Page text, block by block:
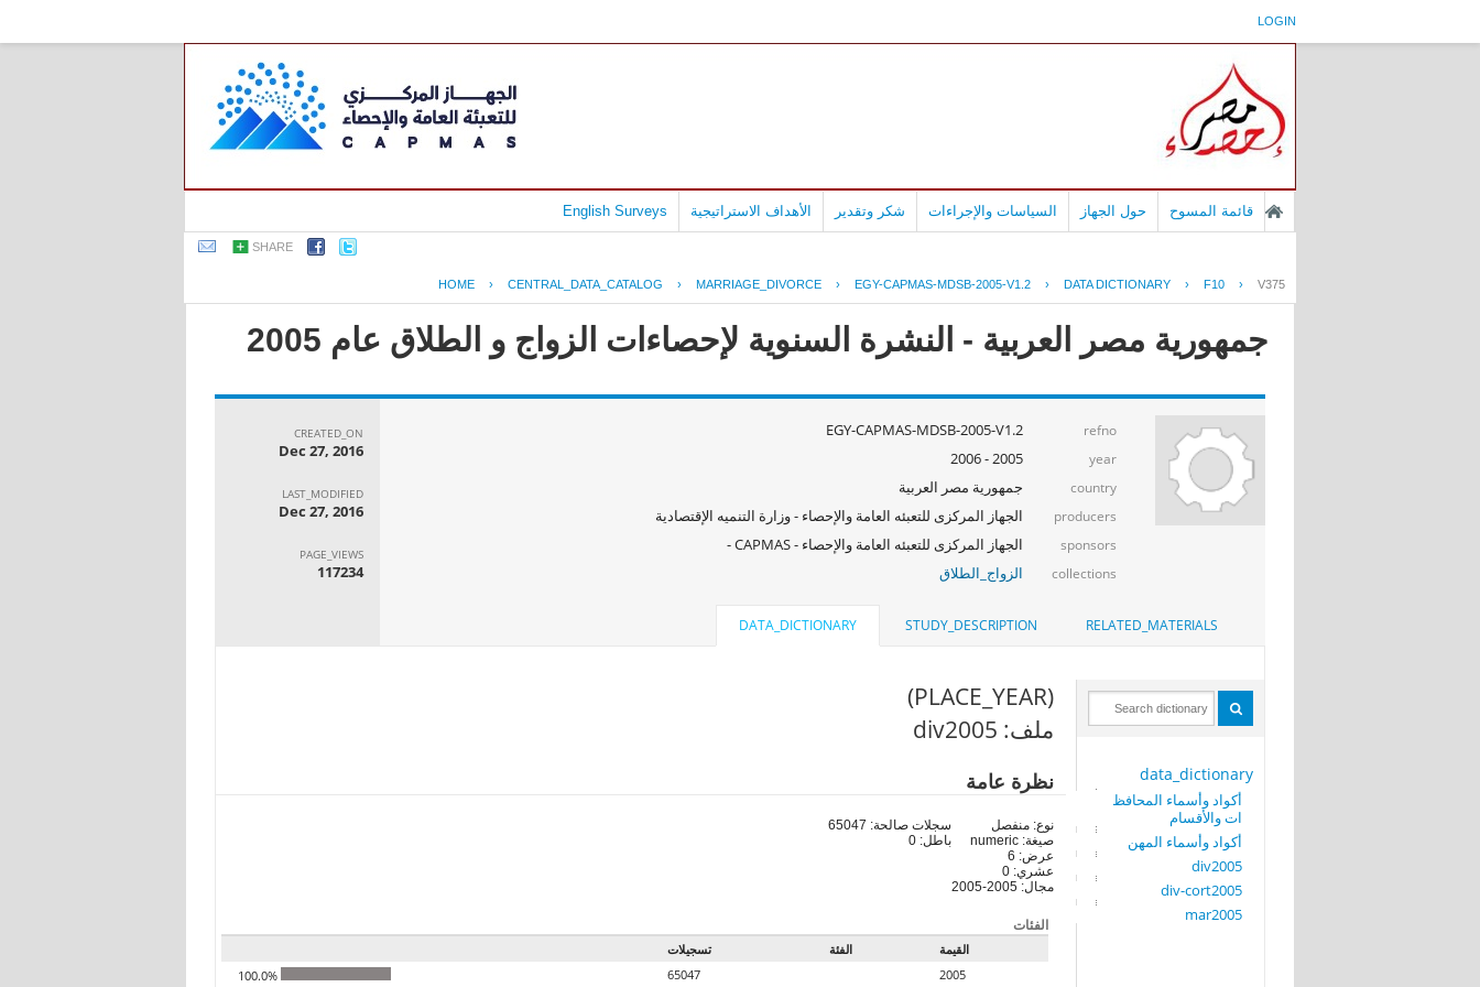
LOGIN
قائمة المسوح حول الجهاز السياسات والإجراءات شكر وتقدير الأهداف الاستراتيجية English Surveys
SHARE
HOME › CENTRAL_DATA_CATALOG › MARRIAGE_DIVORCE › EGY-CAPMAS-MDSB-2005-V1.2 › DATA DICTIONARY › F10 › V375
جمهورية مصر العربية - النشرة السنوية لإحصاءات الزواج و الطلاق عام 2005
refno
EGY-CAPMAS-MDSB-2005-V1.2
year
2005 - 2006
country جمهورية مصر العربية
producers الجهاز المركزى للتعبئه العامة والإحصاء - وزارة التنميه الإقتصادية
sponsors الجهاز المركزى للتعبئه العامة والإحصاء - CAPMAS -
collections الزواج_الطلاق
CREATED_ON
Dec 27, 2016
LAST_MODIFIED
Dec 27, 2016
PAGE_VIEWS
117234
RELATED_MATERIALS
STUDY_DESCRIPTION
DATA_DICTIONARY
data_dictionary
أكواد وأسماء المحافظ
ات والأقسام
أكواد وأسماء المهن
div2005
div-cort2005
mar2005
(PLACE_YEAR)
ملف: div2005
نظرة عامة
نوع: منفصل
صيغة: numeric
عرض: 6
عشري: 0
مجال: 2005-2005
سجلات صالحة: 65047
باطل: 0
الفئات
القيمة الفئة
تسجيلات
2005
65047